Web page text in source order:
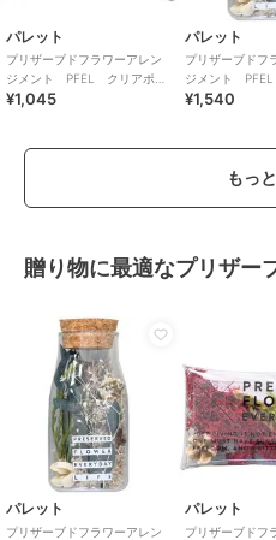
パレット
プリザーブドフラワーアレン
ジメント PFEL クリアポー
チ アイスランドモスワイン
¥1,045
パレット
プリザーブドフ
ジメント
ス アイスラン
¥1,540
もっ
贈り物に最適なプリザー
パレット
プリザーブドフラワーアレン
パレット
プリザーブドフ